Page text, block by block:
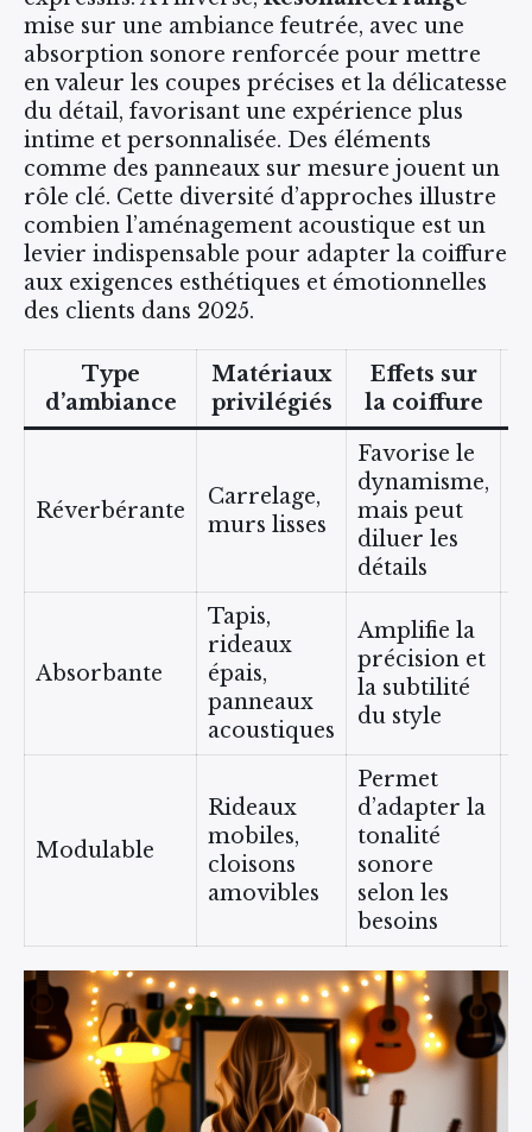
mise sur une ambiance feutrée, avec une
absorption sonore renforcée pour mettre
en valeur les coupes précises et la délicatesse
du détail, favorisant une expérience plus
intime et personnalisée. Des éléments
comme des panneaux sur mesure jouent un
rôle clé. Cette diversité d’approches illustre
combien l’aménagement acoustique est un
levier indispensable pour adapter la coiffure
aux exigences esthétiques et émotionnelles
des clients dans 2025.
Type
d’ambiance
Matériaux
privilégiés
Effets sur
la coiffure
Réverbérante
Carrelage,
murs lisses
Favorise le
dynamisme,
mais peut
diluer les
détails
Absorbante
Tapis,
rideaux
épais,
panneaux
acoustiques
Amplifie la
précision et
la subtilité
du style
Modulable
Rideaux
mobiles,
cloisons
amovibles
Permet
d’adapter la
tonalité
sonore
selon les
besoins